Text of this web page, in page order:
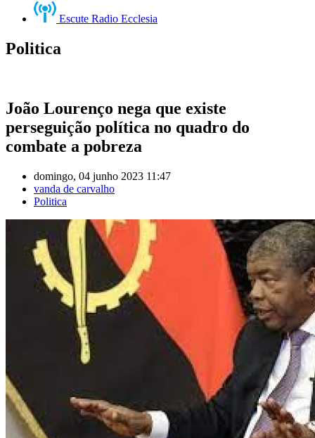
Escute Radio Ecclesia
Politica
João Lourenço nega que existe
perseguição política no quadro do
combate a pobreza
domingo, 04 junho 2023 11:47
vanda de carvalho
Politica